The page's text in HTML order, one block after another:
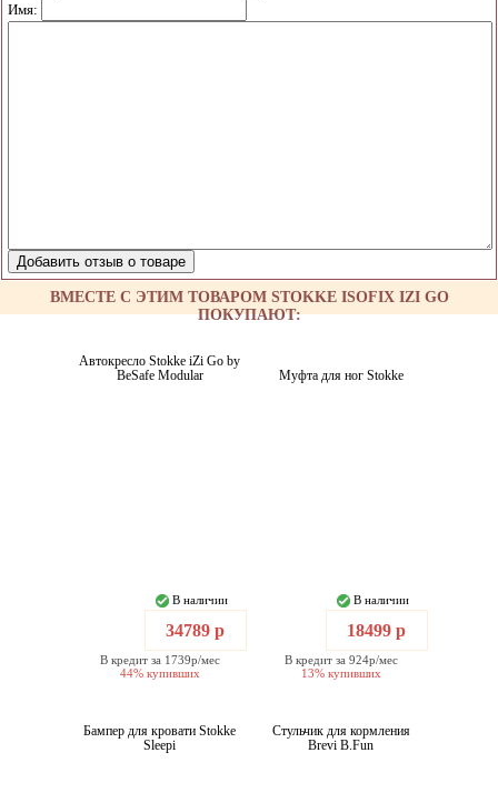
Имя:
ВМЕСТЕ С ЭТИМ ТОВАРОМ STOKKE ISOFIX IZI GO
ПОКУПАЮТ:
Автокресло Stokke iZi Go by
BeSafe Modular
В наличии
34789 р
В кредит за 1739р/мес
44% купивших
Муфта для ног Stokke
В наличии
18499 р
В кредит за 924р/мес
13% купивших
Бампер для кровати Stokke
Sleepi
Стульчик для кормления
Brevi B.Fun